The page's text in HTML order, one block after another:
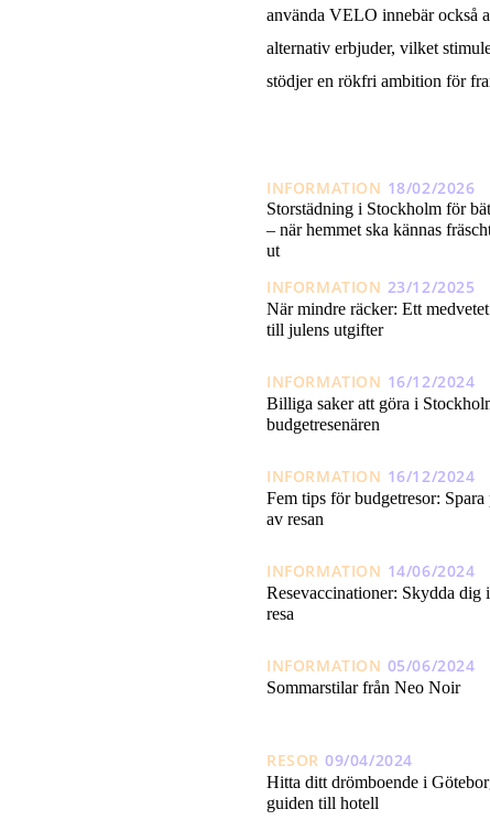
använda VELO innebär också
alternativ erbjuder, vilket
stödjer en rökfri ambition för
INFORMATION 18/02/2026
Storstädning i Stockholm för
– när hemmet ska kännas
ut
INFORMATION 23/12/2025
När mindre räcker: Ett
till julens utgifter
INFORMATION 16/12/2024
Billiga saker att göra i
budgetresenären
INFORMATION 16/12/2024
Fem tips för budgetresor:
av resan
INFORMATION 14/06/2024
Resevaccinationer: Skydda dig
resa
INFORMATION 05/06/2024
Sommarstilar från Neo Noir
RESOR 09/04/2024
Hitta ditt drömboende i
guiden till hotell